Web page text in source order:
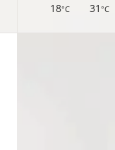
18°C 31 °C